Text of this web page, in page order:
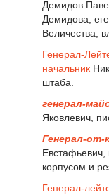
Демидов
Демидова,
Величества,
Генерал-
начальник
штаба.
генерал-
Яковлевич,
Генерал-от-
корпусом и
Генерал-